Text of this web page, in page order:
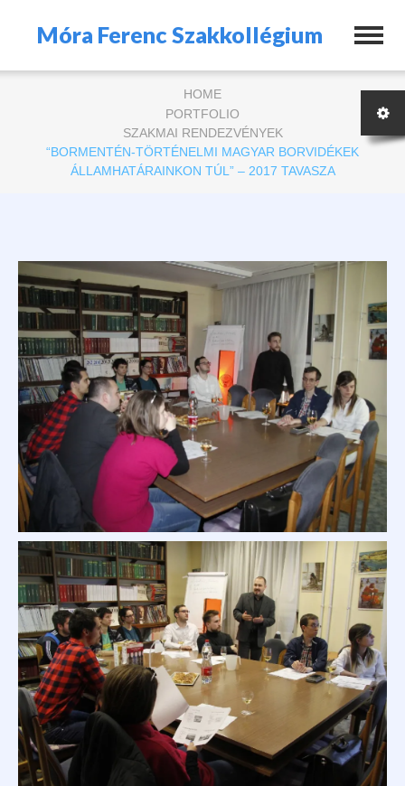
Móra Ferenc Szakkollégium
HOME
PORTFOLIO
SZAKMAI RENDEZVÉNYEK
“BORMENTÉN-TÖRTÉNELMI MAGYAR BORVIDÉKEK
ÁLLAMHATÁRAINKON TÚL” – 2017 TAVASZA